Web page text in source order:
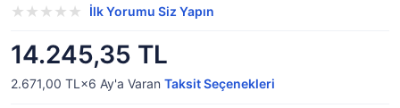
İlk Yorumu Siz Yapın
14.245,35 TL
2.671,00 TL×6 Ay'a Varan Taksit Seçenekleri